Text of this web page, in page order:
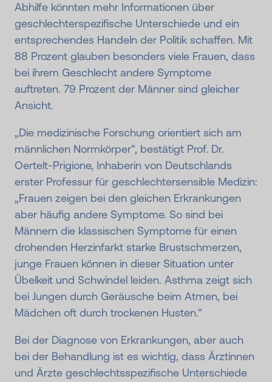
Abhilfe könnten mehr Informationen über
geschlechterspezifische Unterschiede und ein
entsprechendes Handeln der Politik schaffen. Mit
88 Prozent glauben besonders viele Frauen, dass
bei ihrem Geschlecht andere Symptome
auftreten. 79 Prozent der Männer sind gleicher
Ansicht.
„Die medizinische Forschung orientiert sich am
männlichen Normkörper“, bestätigt Prof. Dr.
Oertelt-Prigione, Inhaberin von Deutschlands
erster Professur für geschlechtersensible Medizin:
„Frauen zeigen bei den gleichen Erkrankungen
aber häufig andere Symptome. So sind bei
Männern die klassischen Symptome für einen
drohenden Herzinfarkt starke Brustschmerzen,
junge Frauen können in dieser Situation unter
Übelkeit und Schwindel leiden. Asthma zeigt sich
bei Jungen durch Geräusche beim Atmen, bei
Mädchen oft durch trockenen Husten.“
Bei der Diagnose von Erkrankungen, aber auch
bei der Behandlung ist es wichtig, dass Ärztinnen
und Ärzte geschlechtsspezifische Unterschiede